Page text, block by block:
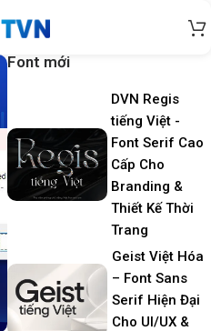
Font mới
DVN Regis
tiếng Việt -
Font Serif Cao
Cấp Cho
Branding &
Thiết Kế Thời
Trang
Geist Việt Hóa
– Font Sans
Serif Hiện Đại
Cho UI/UX &